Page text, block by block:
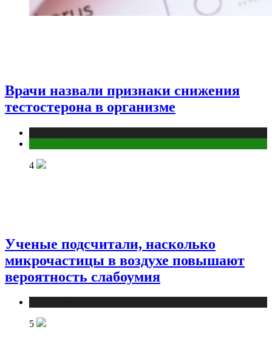
Врачи назвали признаки снижения
тестостерона в организме
4
Ученые подсчитали, насколько
микрочастицы в воздухе повышают
вероятность слабоумия
5